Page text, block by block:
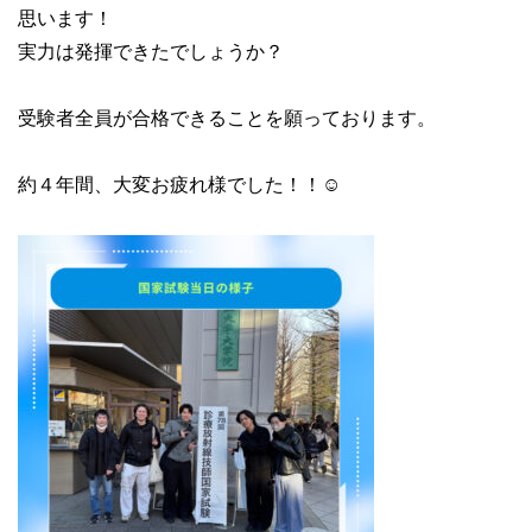
思います！
実力は発揮できたでしょうか？
受験者全員が合格できることを願っております。
約４年間、大変お疲れ様でした！！☺